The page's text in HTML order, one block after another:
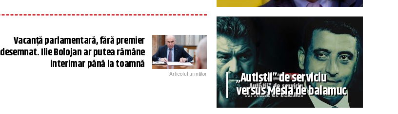
Vacanţă parlamentară, fără premier
desemnat. Ilie Bolojan ar putea rămâne
interimar până la toamnă
Articolul următor „Autiștii” de serviciu
versus Mesia de balamuc